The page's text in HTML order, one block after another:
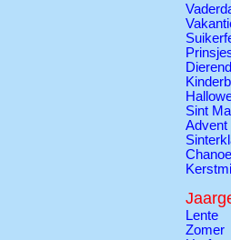
Sint
Advent
Lente
Zomer